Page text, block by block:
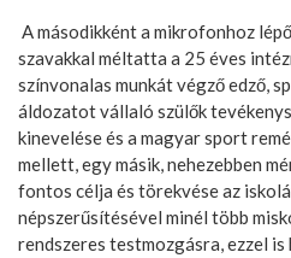
A másodikként a mikrofonhoz
szavakkal méltatta a 25 éves
színvonalas munkát végző edző,
áldozatot vállaló szülők
kinevelése és a magyar sport
mellett, egy másik, nehezebben
fontos célja és törekvése az
népszerűsítésével minél több
rendszeres testmozgásra, ezzel